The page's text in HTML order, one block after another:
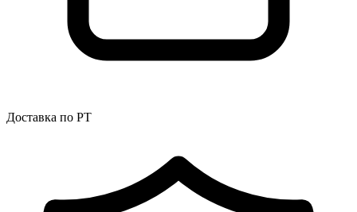
Доставка по РТ